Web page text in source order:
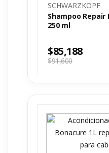
SCHWARZKOPF
Shampoo Repair
250 ml
$91,600
$85,188